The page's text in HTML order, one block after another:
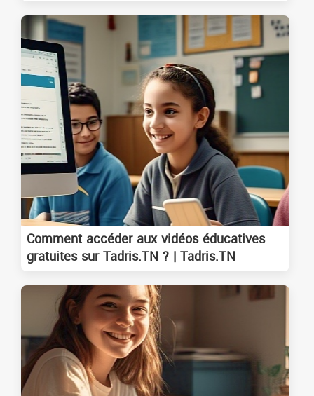
Comment accéder aux vidéos éducatives
gratuites sur Tadris.TN ? | Tadris.TN